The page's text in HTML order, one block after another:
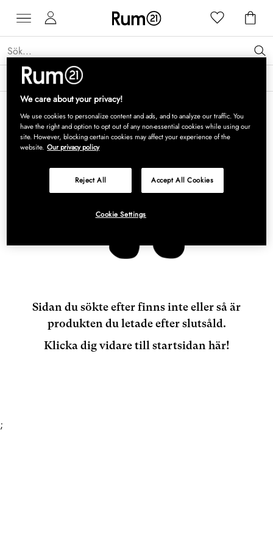
Få 15 % rabatt på Grythyttan Stålmöbler* →
Sidan du sökte efter finns inte eller så är
produkten du letade efter slutsåld.
Klicka dig vidare till startsidan här!
;
We care about your privacy!
We use cookies to personalize content and ads, and to analyze our traffic. You
have the right and option to opt out of any non-essential cookies while using our
site. However, blocking certain cookies may affect your experience of the
website. Our privacy policy
Reject All Accept All Cookies
Cookie Settings